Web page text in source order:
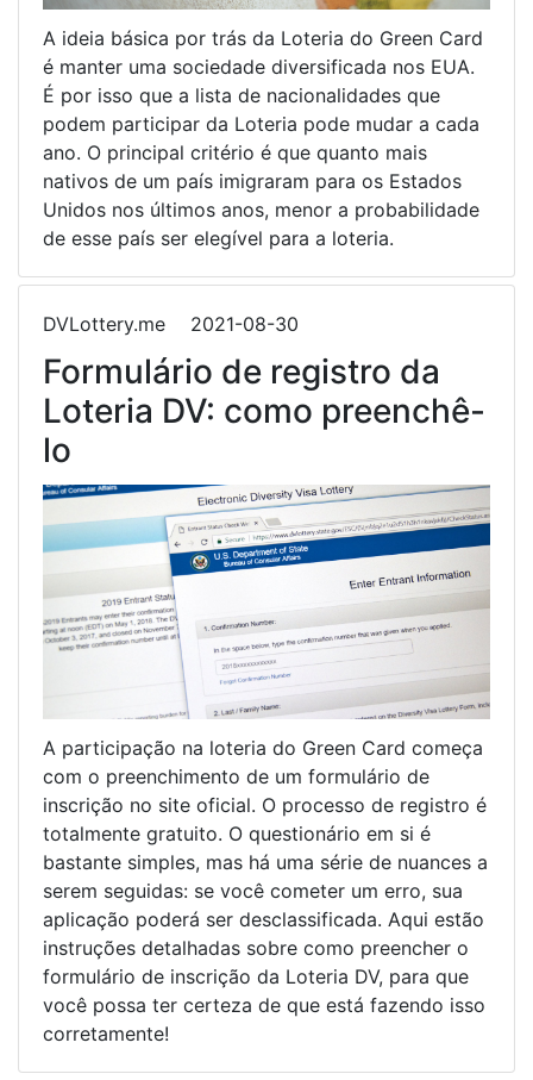
A ideia básica por trás da Loteria do Green Card
é manter uma sociedade diversificada nos EUA.
É por isso que a lista de nacionalidades que
podem participar da Loteria pode mudar a cada
ano. O principal critério é que quanto mais
nativos de um país imigraram para os Estados
Unidos nos últimos anos, menor a probabilidade
de esse país ser elegível para a loteria.
DVLottery.me 2021-08-30
Formulário de registro da
Loteria DV: como preenchê-
lo
A participação na loteria do Green Card começa
com o preenchimento de um formulário de
inscrição no site oficial. O processo de registro é
totalmente gratuito. O questionário em si é
bastante simples, mas há uma série de nuances a
serem seguidas: se você cometer um erro, sua
aplicação poderá ser desclassificada. Aqui estão
instruções detalhadas sobre como preencher o
formulário de inscrição da Loteria DV, para que
você possa ter certeza de que está fazendo isso
corretamente!